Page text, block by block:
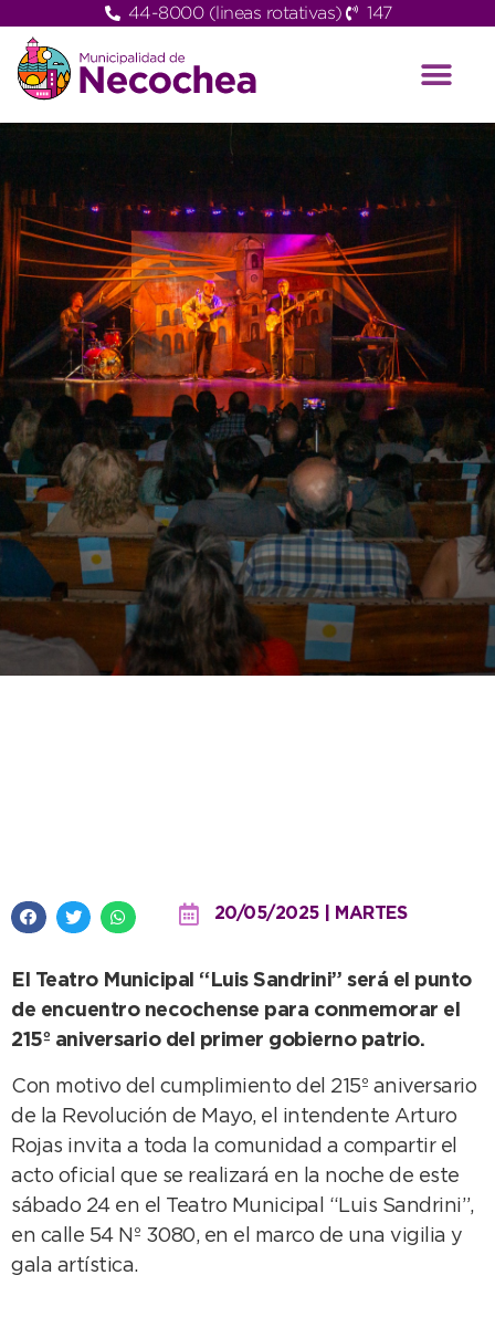
44-8000 (lineas rotativas) 147
20/05/2025 | MARTES
El Teatro Municipal “Luis Sandrini” será el punto
de encuentro necochense para conmemorar el
215º aniversario del primer gobierno patrio.
Con motivo del cumplimiento del 215º aniversario
de la Revolución de Mayo, el intendente Arturo
Rojas invita a toda la comunidad a compartir el
acto oficial que se realizará en la noche de este
sábado 24 en el Teatro Municipal “Luis Sandrini”,
en calle 54 Nº 3080, en el marco de una vigilia y
gala artística.